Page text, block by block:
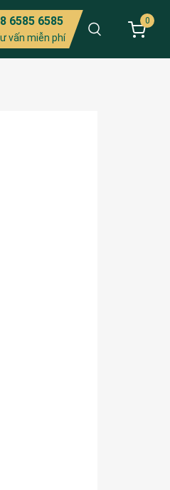
6585 6585
vấn miễn phí
0